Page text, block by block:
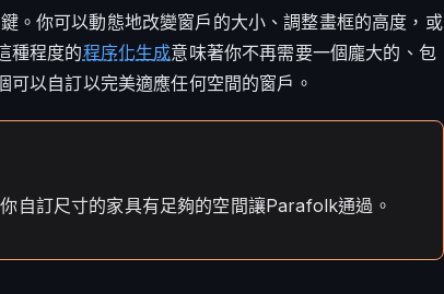
。你可以動態地改變窗戶的大小、調整畫框的高度，或
種程度的程序化生成意味著你不再需要一個龐大的、包
以自訂以完美適應任何空間的窗戶。
自訂尺寸的家具有足夠的空間讓Parafolk通過。